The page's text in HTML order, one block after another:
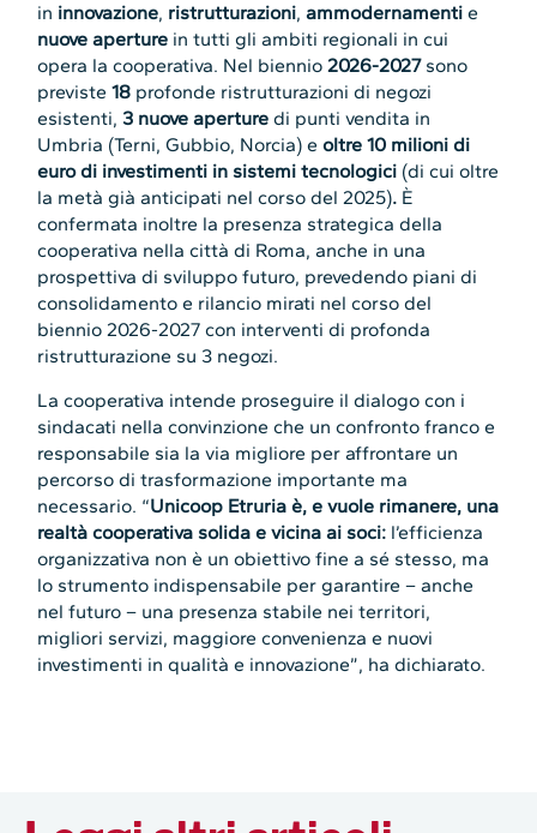
in innovazione, ristrutturazioni, ammodernamentie
nuove aperture in tutti gli ambiti regionali in cui
opera la cooperativa. Nel biennio2026-2027 sono
previste 18 profonde ristrutturazioni di negozi
esistenti, 3 nuove aperturedi punti vendita in
Umbria (Terni, Gubbio, Norcia) e oltre 10 milioni di
euro di investimenti in sistemi tecnologici (di cui oltre
la metà già anticipati nel corso del 2025). È
confermata inoltre la presenza strategica della
cooperativa nella città di Roma, anche in una
prospettiva di sviluppo futuro, prevedendo piani di
consolidamento e rilancio mirati nel corso del
biennio 2026-2027 con interventi di profonda
ristrutturazione su 3 negozi.
La cooperativa intende proseguire il dialogo con i
sindacati nella convinzione che un confronto franco e
responsabile sia la via migliore per affrontare un
percorso di trasformazione importante ma
necessario. “Unicoop Etruria è, e vuole rimanere, una
realtà cooperativa solida e vicina ai soci: l’efficienza
organizzativa non è un obiettivo fine a sé stesso, ma
lo strumento indispensabile per garantire – anche
nel futuro – una presenza stabile nei territori,
migliori servizi, maggiore convenienza e nuovi
investimenti in qualità e innovazione”, ha dichiarato.